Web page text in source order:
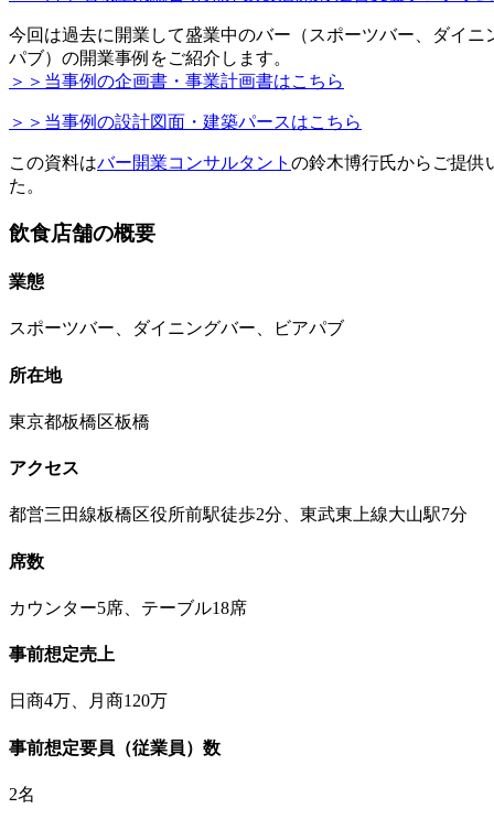
今回は過去に開業して盛業中のバー（スポーツバー、ダイニ
パブ）の開業事例をご紹介します。
＞＞当事例の企画書・事業計画書はこちら
＞＞当事例の設計図面・建築パースはこちら
この資料はバー開業コンサルタント の鈴木博行氏からご提供
た。
飲食店舗の概要
業態
スポーツバー、ダイニングバー、ビアパブ
所在地
東京都板橋区板橋
アクセス
都営三田線板橋区役所前駅徒歩2分、東武東上線大山駅7分
席数
カウンター5席、テーブル18席
事前想定売上
日商4万、月商120万
事前想定要員（従業員）数
2名